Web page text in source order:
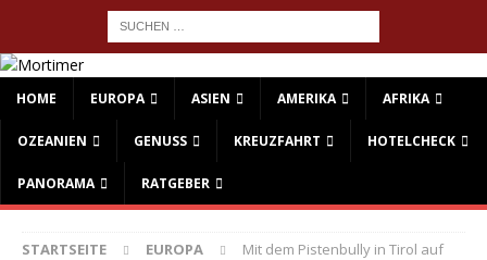
HOME EUROPA ASIEN AMERIKA AFRIKA
OZEANIEN GENUSS KREUZFAHRT HOTELCHECK
PANORAMA RATGEBER
STARTSEITE EUROPA
Mit dem Pistenbully in Tirol auf